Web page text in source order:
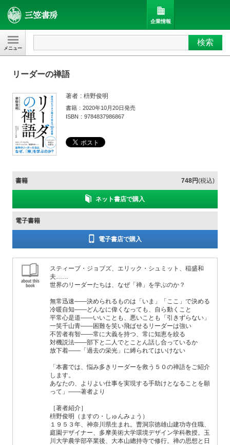
三笠書房 検索
企業情報
リーダーの禅語
著者 枡野俊明
書籍
2020年10月20日発売
ISBN
9784837986867
書籍 748円(税込)
ネット書店で購入
電子書籍
電子書店で購入
スティーブ・ジョブズ、エリック・シュミット、稲盛和
夫……
世界のリーダーたちは、なぜ「禅」を学ぶのか？
無常迅速――決められるものは「いま」「ここ」で決める
冷暖自知――どんなに偉くなっても、自ら動くこと
平常心是道――いいことも、悪いことも「引きずらない」
一笑千山青――困難を笑い飛ばせるリーダーは強い
不苦者有智――常に大義を持つ、常に知恵を絞る
対機説法――部下と二人でとことん話し合っているか
放下着――「過去の栄光」に縛られてはいけない
「本書では、悩み多きリーダーを救う５０の禅語をご紹介
します。
あなたの、よりよい仕事を実現する手助けとなることを願
って」――著者より
［著者紹介］
枡野俊明（ますの・しゅんみょう）
１９５３年、神奈川県生まれ。曹洞宗徳雄山建功寺住職、
庭園デザイナー、多摩美術大学環境デザイン学科教授。玉
川大学農学部卒業後、大本山總持寺で修行。禅の思想と日